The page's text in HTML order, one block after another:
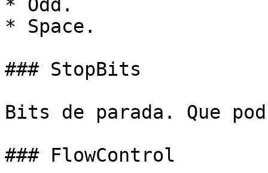
* Odd.
* Space.
### StopBits
Bits de parada. Que
### FlowControl